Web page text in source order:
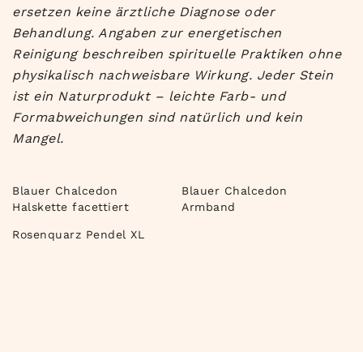
ersetzen keine ärztliche Diagnose oder
Behandlung. Angaben zur energetischen
Reinigung beschreiben spirituelle Praktiken ohne
physikalisch nachweisbare Wirkung. Jeder Stein
ist ein Naturprodukt – leichte Farb- und
Formabweichungen sind natürlich und kein
Mangel.
Blauer Chalcedon
Halskette facettiert
Blauer Chalcedon
Armband
Rosenquarz Pendel XL